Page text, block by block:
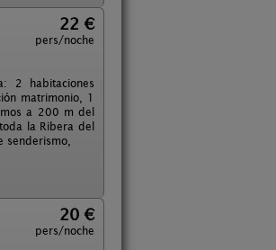
22 €
pers/noche
2 habitaciones
matrimonio, 1
a 200 m del
la Ribera del
senderismo,
20 €
pers/noche